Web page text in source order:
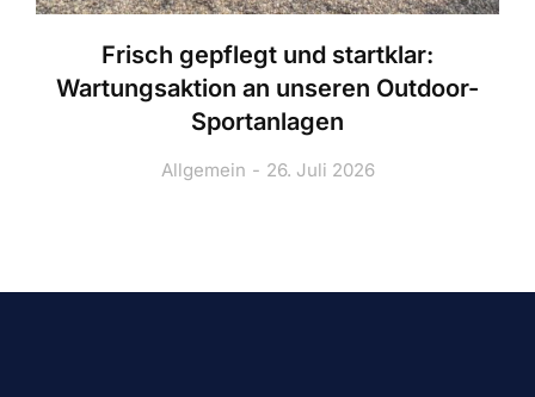
Frisch gepflegt und startklar:
Wartungsaktion an unseren Outdoor-
Sportanlagen
Allgemein 26. Juli 2026